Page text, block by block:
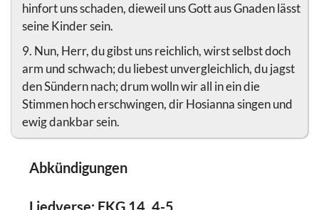
hinfort uns schaden, dieweil uns Gott aus Gnaden lässt
seine Kinder sein.
9. Nun, Herr, du gibst uns reichlich, wirst selbst doch
arm und schwach; du liebest unvergleichlich, du jagst
den Sündern nach; drum wolln wir all in ein die
Stimmen hoch erschwingen, dir Hosianna singen und
ewig dankbar sein.
Abkündigungen